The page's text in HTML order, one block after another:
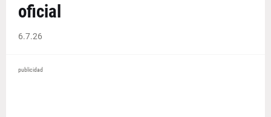
oficial
6.7.26
publicidad